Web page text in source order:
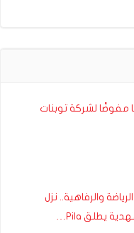
مفوضًا لشركة توبنات
والرفاهية.. نزل